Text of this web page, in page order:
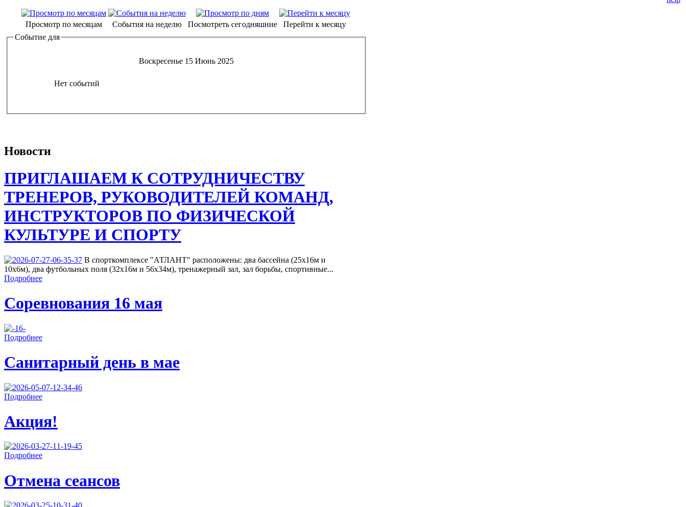
Просмотр по месяцам События на неделю Посмотреть сегодняшние
Перейти к месяцу
Событие для
Воскресенье 15 Июнь 2025
Нет событий
Новости
ПРИГЛАШАЕМ К СОТРУДНИЧЕСТВУ
ТРЕНЕРОВ, РУКОВОДИТЕЛЕЙ КОМАНД,
ИНСТРУКТОРОВ ПО ФИЗИЧЕСКОЙ
КУЛЬТУРЕ И СПОРТУ
В спорткомплексе "АТЛАНТ" расположены: два бассейна (25х16м и
10х6м), два футбольных поля (32х16м и 56х34м), тренажерный зал, зал борьбы, спортивные...
Подробнее
Соревнования 16 мая
Подробнее
Санитарный день в мае
Подробнее
Акция!
Подробнее
Отмена сеансов